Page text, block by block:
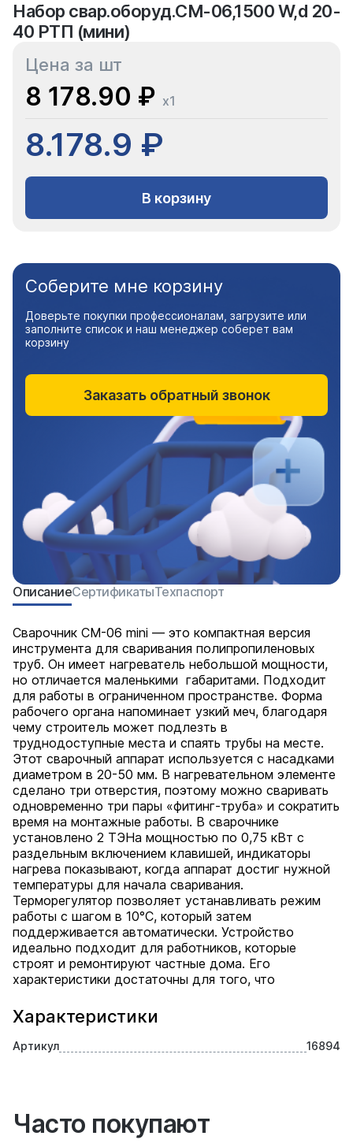
Набор свар.оборуд.CM-06,1500 W,d 20-
40 РТП (мини)
Цена за шт
8 178.90 ₽ x1
8.178.9 ₽
В корзину
Характеристики
Артикул 16894
ОписаниеСертификатыТехпаспорт
Сварочник CM-06 mini — это компактная версия
инструмента для сваривания полипропиленовых
труб. Он имеет нагреватель небольшой мощности,
но отличается маленькими габаритами. Подходит
для работы в ограниченном пространстве. Форма
рабочего органа напоминает узкий меч, благодаря
чему строитель может подлезть в
труднодоступные места и спаять трубы на месте.
Этот сварочный аппарат используется с насадками
диаметром в 20-50 мм. В нагревательном элементе
сделано три отверстия, поэтому можно сваривать
одновременно три пары «фитинг-труба» и сократить
время на монтажные работы. В сварочнике
установлено 2 ТЭНа мощностью по 0,75 кВт с
раздельным включением клавишей, индикаторы
нагрева показывают, когда аппарат достиг нужной
температуры для начала сваривания.
Терморегулятор позволяет устанавливать режим
работы с шагом в 10°С, который затем
поддерживается автоматически. Устройство
идеально подходит для работников, которые
строят и ремонтируют частные дома. Его
характеристики достаточны для того, что
Соберите мне корзину
Доверьте покупки профессионалам, загрузите или
заполните список и наш менеджер соберет вам
корзину
Заказать обратный звонок
Часто покупают